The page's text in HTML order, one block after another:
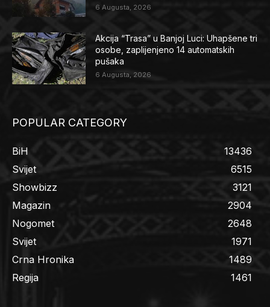
6 Augusta, 2026
Akcija “Trasa” u Banjoj Luci: Uhapšene tri
osobe, zaplijenjeno 14 automatskih
pušaka
6 Augusta, 2026
POPULAR CATEGORY
BiH
13436
Svijet
6515
Showbizz
3121
Magazin
2904
Nogomet
2648
Svijet
1971
Crna Hronika
1489
Regija
1461